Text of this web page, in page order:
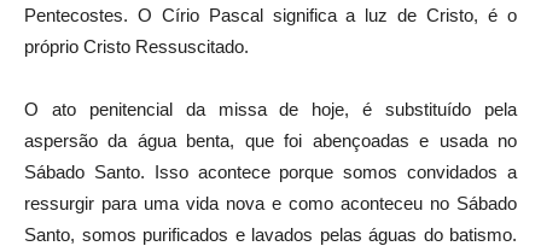
Pentecostes. O Círio Pascal significa a luz de Cristo, é o
próprio Cristo Ressuscitado.
O ato penitencial da missa de hoje, é substituído pela
aspersão da água benta, que foi abençoadas e usada no
Sábado Santo. Isso acontece porque somos convidados a
ressurgir para uma vida nova e como aconteceu no Sábado
Santo, somos purificados e lavados pelas águas do batismo.